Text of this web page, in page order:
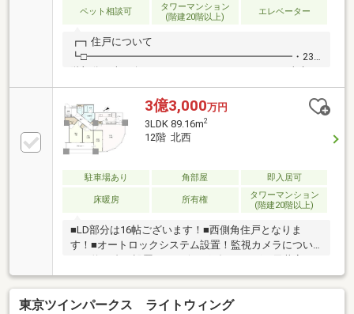
ペット相談可
タワーマンション
(階建20階以上)
エレベーター
┏┓住戸について
┗□━━━━━━━━━━━━━━━━━━━━・23
階部分・南西向きにつき、 ・バルコニーからは東京タ
ワー、富士山を望みます。※天候による。 ┏┓マンシ
┗□━━━━━━━━━━━━━━━━━━━━・プ
ライバシー性に優れたホテルライクな内廊下設計 ・各
階に24時間対応のゴミステーションを設置 ・マンショ
ンイレブンを併設)・ペット飼育可能（規約による制限
3億3,000万円
3LDK 89.16m2
12階 北西
駐車場あり 角部屋 即入居可
床暖房 所有権
タワーマンション
(階建20階以上)
■LD部分は16帖ございます！■西側角住戸となりま
す！■オートロックシステム設置！監視カメラについ
ては約90台を設置！■リビングダイニングの天井高は
約260ｃｍ～約270ｃｍの構造となります！
東京ツインパークス ライトウィング